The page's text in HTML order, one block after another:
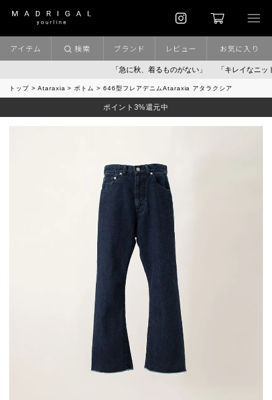
「急に秋、着るものがない」 「キレイなニット」 ポ
アイテム 検索 ブランド レビュー お気に入り
トップ Ataraxia ボトム 646型フレアデニムAtaraxia アタラクシア
ポイント3%還元中